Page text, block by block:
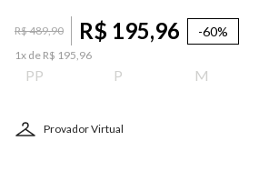
R$489,90 R$ 195,96 -60%
1x de R$ 195,96
PP P M
Provador Virtual